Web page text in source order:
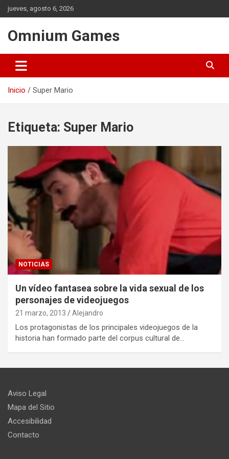
Saltar
al
jueves, agosto 6, 2026
Omnium Games
Inicio Super Mario
Etiqueta: Super Mario
NOTICIAS
Un vídeo fantasea sobre la vida sexual de los
personajes de videojuegos
21 marzo, 2013 Alejandro
Los protagonistas de los principales videojuegos de la
historia han formado parte del corpus cultural de…
Aviso Legal
Mapa del Sitio
Accesibilidad
Contacto